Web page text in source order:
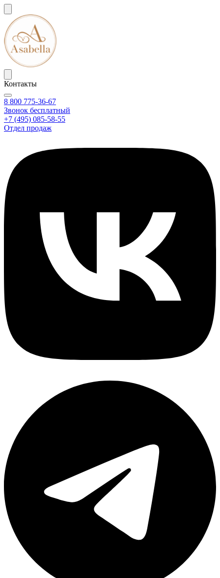
Контакты
8 800 775-36-67
Звонок бесплатный
+7 (495) 085-58-55
Отдел продаж